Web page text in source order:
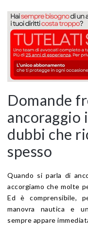
Domande
ancoraggio
dubbi che
spesso
Quando si parla di
accorgiamo che molte
Ed è comprensibile,
manovra nautica e
sempre appare